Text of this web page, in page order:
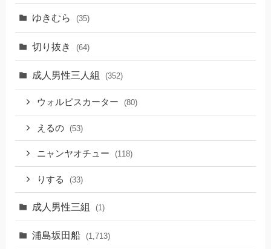
ゆきむら (35)
切り抜き (64)
成人男性三人組 (352)
ウォルピスカーター (80)
えるの (53)
ニャンヤオチュー (118)
りする (33)
成人男性三組 (1)
浦島坂田船 (1,713)